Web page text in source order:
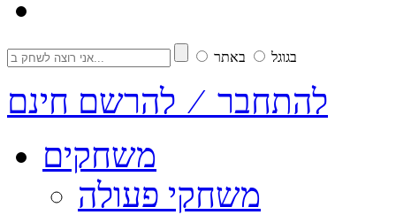
בגוגל באתר
להתחבר ⁄ להרשם חינם
משחקים
משחקי פעולה